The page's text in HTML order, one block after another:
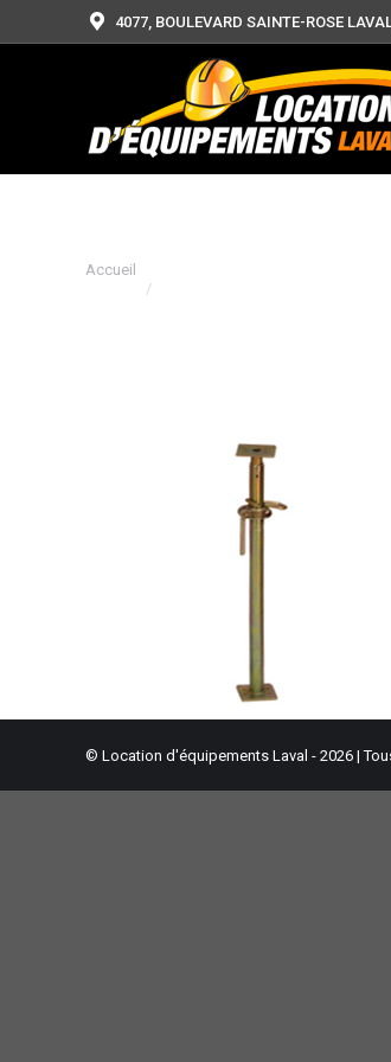
4077, BOULEVARD SAINTE-ROSE
Vous êtes ici :
Accueil
© Location d'équipements Laval - 2026 |